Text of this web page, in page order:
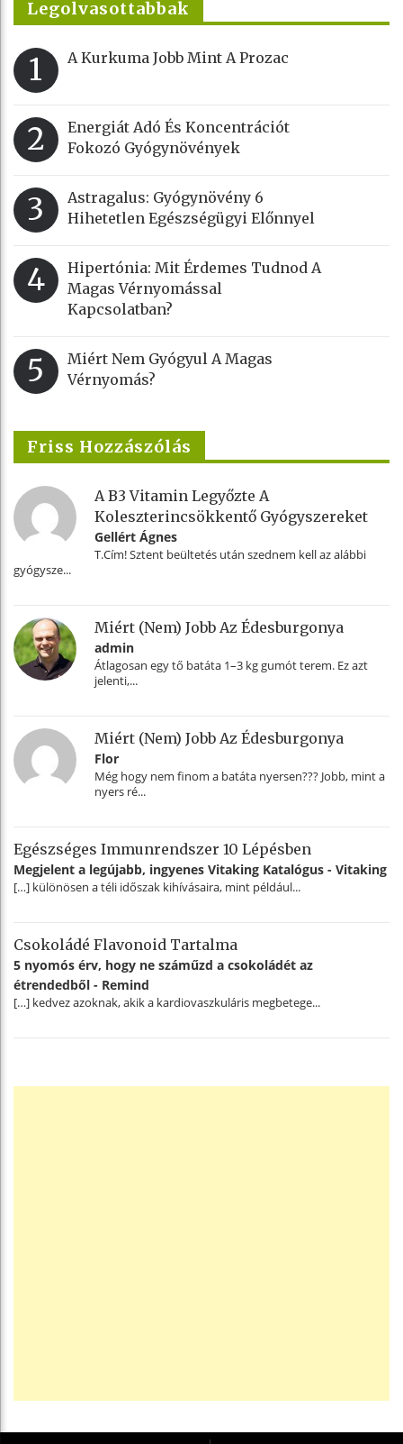
Legolvasottabbak
1 A Kurkuma Jobb Mint A Prozac
2
Energiát Adó És Koncentrációt
Fokozó Gyógynövények
3
Astragalus: Gyógynövény 6
Hihetetlen Egészségügyi Előnnyel
4
Hipertónia: Mit Érdemes Tudnod A
Magas Vérnyomással
Kapcsolatban?
5
Miért Nem Gyógyul A Magas
Vérnyomás?
Friss Hozzászólás
A B3 Vitamin Legyőzte A
Koleszterincsökkentő Gyógyszereket
Gellért Ágnes
T.Cím! Sztent beültetés után szednem kell az alábbi
gyógysze...
Miért (nem) Jobb Az Édesburgonya
admin
Átlagosan egy tő batáta 1–3 kg gumót terem. Ez azt
jelenti,...
Miért (nem) Jobb Az Édesburgonya
Flor
Még hogy nem finom a batáta nyersen??? Jobb, mint a
nyers ré...
Egészséges Immunrendszer 10 Lépésben
Megjelent a legújabb, ingyenes Vitaking Katalógus - Vitaking
[…] különösen a téli időszak kihívásaira, mint például...
Csokoládé Flavonoid Tartalma
5 nyomós érv, hogy ne száműzd a csokoládét az
étrendedből - Remind
[…] kedvez azoknak, akik a kardiovaszkuláris megbetege...